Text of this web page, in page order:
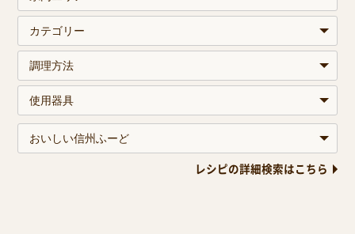
レシピの詳細検索はこちら